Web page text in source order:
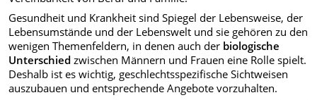
Gesundheit und Krankheit sind Spiegel der Lebensweise, der
Lebensumstände und der Lebenswelt und sie gehören zu den
wenigen Themenfeldern, in denen auch der biologische
Unterschied zwischen Männern und Frauen eine Rolle spielt.
Deshalb ist es wichtig, geschlechtsspezifische Sichtweisen
auszubauen und entsprechende Angebote vorzuhalten.